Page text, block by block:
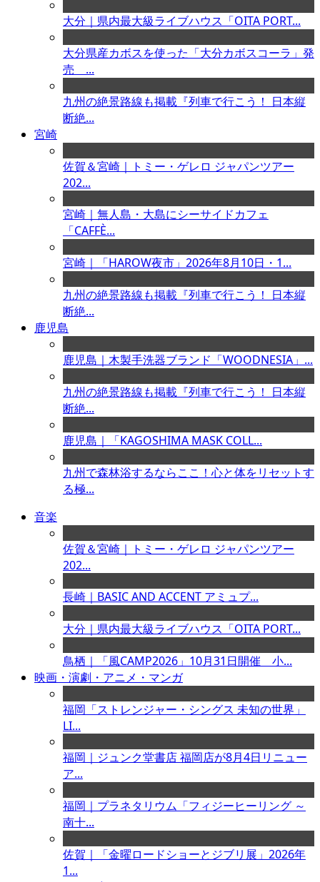
大分｜県内最大級ライブハウス「OITA PORT...
大分県産カボスを使った「大分カボスコーラ」発
売 ...
九州の絶景路線も掲載『列車で行こう！ 日本縦
断絶...
宮崎
佐賀＆宮崎｜トミー・ゲレロ ジャパンツアー
202...
宮崎｜無人島・大島にシーサイドカフェ
「CAFFÈ...
宮崎｜「HAROW夜市」2026年8月10日・1...
九州の絶景路線も掲載『列車で行こう！ 日本縦
断絶...
鹿児島
鹿児島｜木製手洗器ブランド「WOODNESIA」...
九州の絶景路線も掲載『列車で行こう！ 日本縦
断絶...
鹿児島｜「KAGOSHIMA MASK COLL...
九州で森林浴するならここ！心と体をリセットす
る極...
音楽
佐賀＆宮崎｜トミー・ゲレロ ジャパンツアー
202...
長崎｜BASIC AND ACCENT アミュプ...
大分｜県内最大級ライブハウス「OITA PORT...
鳥栖｜「風CAMP2026」10月31日開催 小...
映画・演劇・アニメ・マンガ
福岡「ストレンジャー・シングス 未知の世界」
LI...
福岡｜ジュンク堂書店 福岡店が8月4日リニュー
ア...
福岡｜プラネタリウム「フィジーヒーリング ～
南十...
佐賀｜「金曜ロードショーとジブリ展」2026年
1...